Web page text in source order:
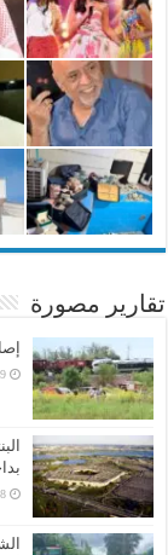
تقارير مصورة
إصابة 20 شخصا